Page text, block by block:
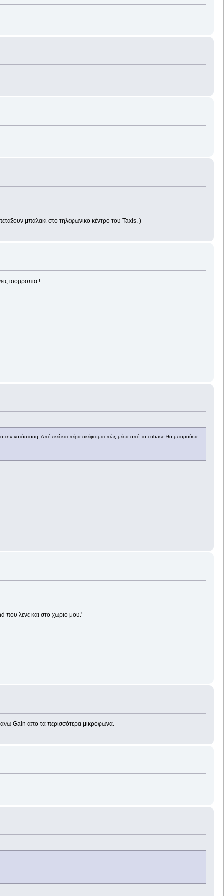
μπαλακι στο τηλεφωνικο κέντρο του Taxis. )
ισορροπια !
την κατάσταση. Από εκεί και πέρα σκέφτομαι πώς μέσα από το cubase θα μπορούσα
που λενε και στο χωριο μου.'
Gain απο τα περισσότερα μικρόφωνα.